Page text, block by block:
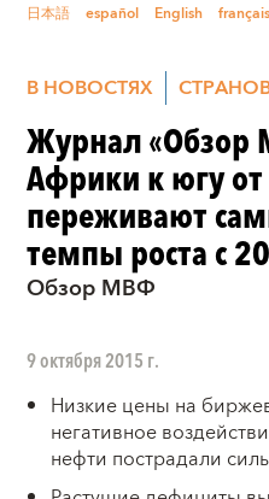
日本語 español English français
В НОВОСТЯХ
Журнал «Обзор
Африки к югу
переживают
темпы роста с
Обзор МВФ
9 октября 2015 г.
Низкие цены на
негативное
нефти пострадали